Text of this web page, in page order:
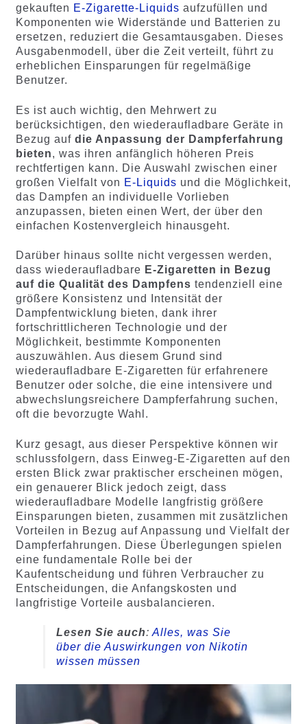
gekauften E-Zigarette-Liquids aufzufüllen und
Komponenten wie Widerstände und Batterien zu
ersetzen, reduziert die Gesamtausgaben. Dieses
Ausgabenmodell, über die Zeit verteilt, führt zu
erheblichen Einsparungen für regelmäßige
Benutzer.
Es ist auch wichtig, den Mehrwert zu
berücksichtigen, den wiederaufladbare Geräte in
Bezug auf die Anpassung der Dampferfahrung
bieten, was ihren anfänglich höheren Preis
rechtfertigen kann. Die Auswahl zwischen einer
großen Vielfalt von E-Liquids und die Möglichkeit,
das Dampfen an individuelle Vorlieben
anzupassen, bieten einen Wert, der über den
einfachen Kostenvergleich hinausgeht.
Darüber hinaus sollte nicht vergessen werden,
dass wiederaufladbare E-Zigaretten in Bezug
auf die Qualität des Dampfens tendenziell eine
größere Konsistenz und Intensität der
Dampfentwicklung bieten, dank ihrer
fortschrittlicheren Technologie und der
Möglichkeit, bestimmte Komponenten
auszuwählen. Aus diesem Grund sind
wiederaufladbare E-Zigaretten für erfahrenere
Benutzer oder solche, die eine intensivere und
abwechslungsreichere Dampferfahrung suchen,
oft die bevorzugte Wahl.
Kurz gesagt, aus dieser Perspektive können wir
schlussfolgern, dass Einweg-E-Zigaretten auf den
ersten Blick zwar praktischer erscheinen mögen,
ein genauerer Blick jedoch zeigt, dass
wiederaufladbare Modelle langfristig größere
Einsparungen bieten, zusammen mit zusätzlichen
Vorteilen in Bezug auf Anpassung und Vielfalt der
Dampferfahrungen. Diese Überlegungen spielen
eine fundamentale Rolle bei der
Kaufentscheidung und führen Verbraucher zu
Entscheidungen, die Anfangskosten und
langfristige Vorteile ausbalancieren.
Lesen Sie auch:Alles, was Sie
über die Auswirkungen von Nikotin
wissen müssen